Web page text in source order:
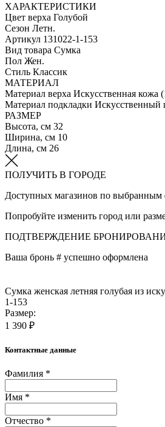
ХАРАКТЕРИСТИКИ
Цвет верха Голубой
Сезон Летн.
Артикул 131022-1-153
Вид товара Сумка
Пол Жен.
Стиль Классик
МАТЕРИАЛ
Материал верха Искусственная кожа
Материал подкладки Искусственный
РАЗМЕР
Высота, см 32
Ширина, см 10
Длина, см 26
ПОЛУЧИТЬ В ГОРОДЕ
Доступных магазинов по выбранным
Попробуйте изменить город или
ПОДТВЕРЖДЕНИЕ
Ваша бронь # успешно оформлена
Сумка женская летняя голубая из
1-153
Размер:
1 390 ₽
Контактные данные
Фамилия *
Имя *
Отчество *